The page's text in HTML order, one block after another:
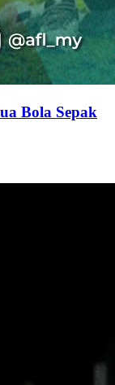
Bola Sepak